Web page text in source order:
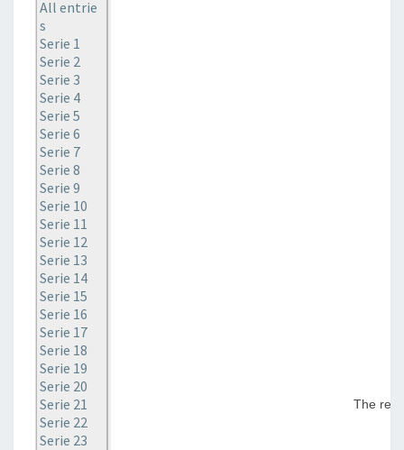
All entrie
s
Serie 1
Serie 2
Serie 3
Serie 4
Serie 5
Serie 6
Serie 7
Serie 8
Serie 9
Serie 10
Serie 11
Serie 12
Serie 13
Serie 14
Serie 15
Serie 16
Serie 17
Serie 18
Serie 19
Serie 20
Serie 21
Serie 22
Serie 23